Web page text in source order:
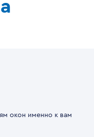
окон именно к вам